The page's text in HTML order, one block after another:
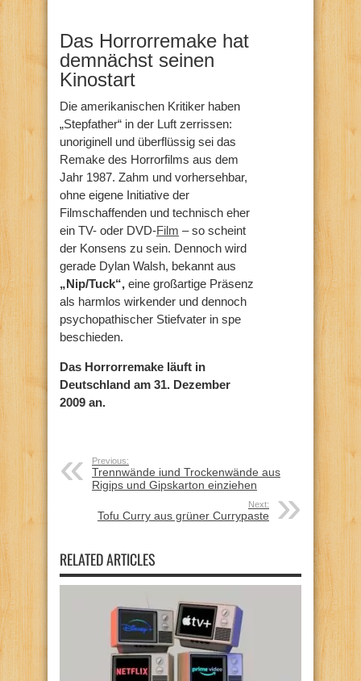
Das Horrorremake hat
demnächst seinen
Kinostart
Die amerikanischen Kritiker haben
„Stepfather“ in der Luft zerrissen:
unoriginell und überflüssig sei das
Remake des Horrorfilms aus dem
Jahr 1987. Zahm und vorhersehbar,
ohne eigene Initiative der
Filmschaffenden und technisch eher
ein TV- oder DVD-Film – so scheint
der Konsens zu sein. Dennoch wird
gerade Dylan Walsh, bekannt aus
„Nip/Tuck“, eine großartige Präsenz
als harmlos wirkender und dennoch
psychopathischer Stiefvater in spe
beschieden.
Das Horrorremake läuft in
Deutschland am 31. Dezember
2009 an.
Previous:
Trennwände iund Trockenwände aus
Rigips und Gipskarton einziehen
Next:
Tofu Curry aus grüner Currypaste
RELATED ARTICLES